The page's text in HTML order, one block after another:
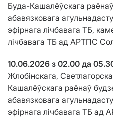
Буда-Кашалёўскага
абавязковага
эфірнага лічбавага ТБ,
лічбавага ТБ ад АРТПС
10.06.2026 з 02.00 да
Жлобінскага,
Кашалёўскага раёнаў
абавязковага
эфірнага лічбавага ТБ ад